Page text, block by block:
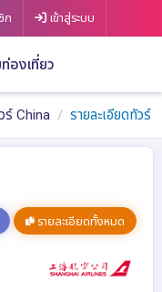
ก เข้าสู่ระบบ
องเที่ยว
ร์ China รายละเอียดทัวร์
รายละเอียดทั้งหมด